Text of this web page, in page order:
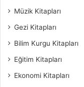
Müzik Kitapları
Gezi Kitapları
Bilim Kurgu Kitapları
Eğitim Kitapları
Ekonomi Kitapları